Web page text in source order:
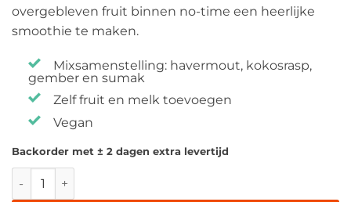
overgebleven fruit binnen no-time een heerlijke
smoothie te maken.
Mixsamenstelling: havermout, kokosrasp,
gember en sumak
Zelf fruit en melk toevoegen
Vegan
Backorder met ± 2 dagen extra levertijd
No-Waste SmoothieStarter per Post aantal